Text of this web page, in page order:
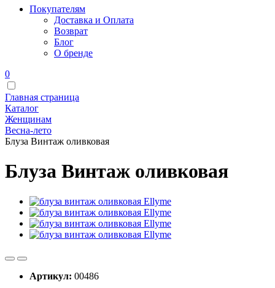
Покупателям
Доставка и Оплата
Возврат
Блог
О бренде
0
Главная страница
Каталог
Женщинам
Весна-лето
Блуза Винтаж оливковая
Блуза Винтаж оливковая
Артикул: 00486